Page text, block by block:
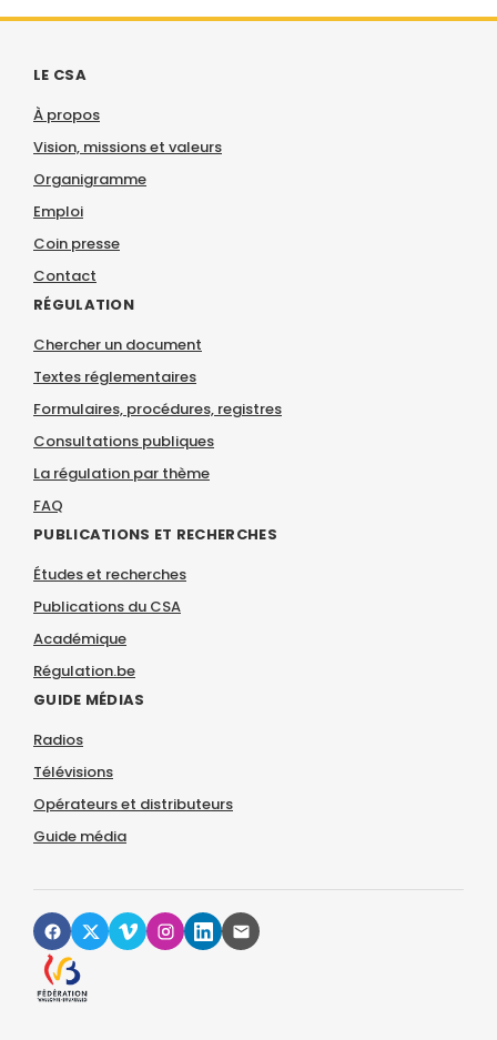
LE CSA
À propos
Vision, missions et valeurs
Organigramme
Emploi
Coin presse
Contact
RÉGULATION
Chercher un document
Textes réglementaires
Formulaires, procédures, registres
Consultations publiques
La régulation par thème
FAQ
PUBLICATIONS ET RECHERCHES
Études et recherches
Publications du CSA
Académique
Régulation.be
GUIDE MÉDIAS
Radios
Télévisions
Opérateurs et distributeurs
Guide média